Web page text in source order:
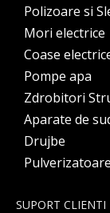
Polizoare si
Mori electrice
Coase
Pompe apa
Zdrobitori
Aparate de
Drujbe
Pulverizatoare
SUPORT CLIENTI